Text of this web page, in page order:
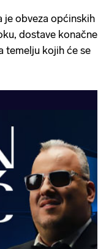
je obveza općinskih
dostave konačne
temelju kojih će se